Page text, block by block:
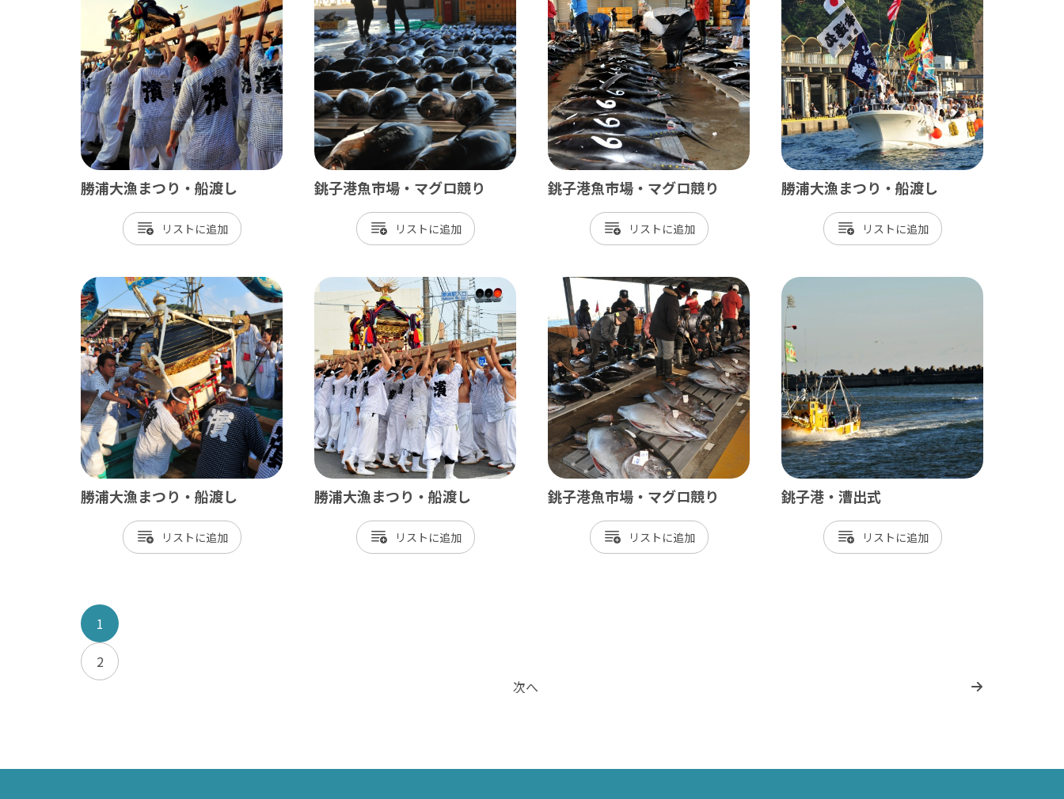
鴨川市
南房総市
いすみ市
大多喜町
御宿町
鋸南町
富津市
袖ケ浦市
市原市
勝浦大漁まつり・船渡し
リスト
銚子港魚市場・マグロ競り
リスト
銚子港魚市場・マグロ競り
リスト
勝浦大漁まつり・船渡し
リスト
勝浦大漁まつり・船渡し
リスト
勝浦大漁まつり・船渡し
リスト
銚子港魚市場・マグロ競り
リスト
銚子港・漕出式
リスト
1
2
次へ